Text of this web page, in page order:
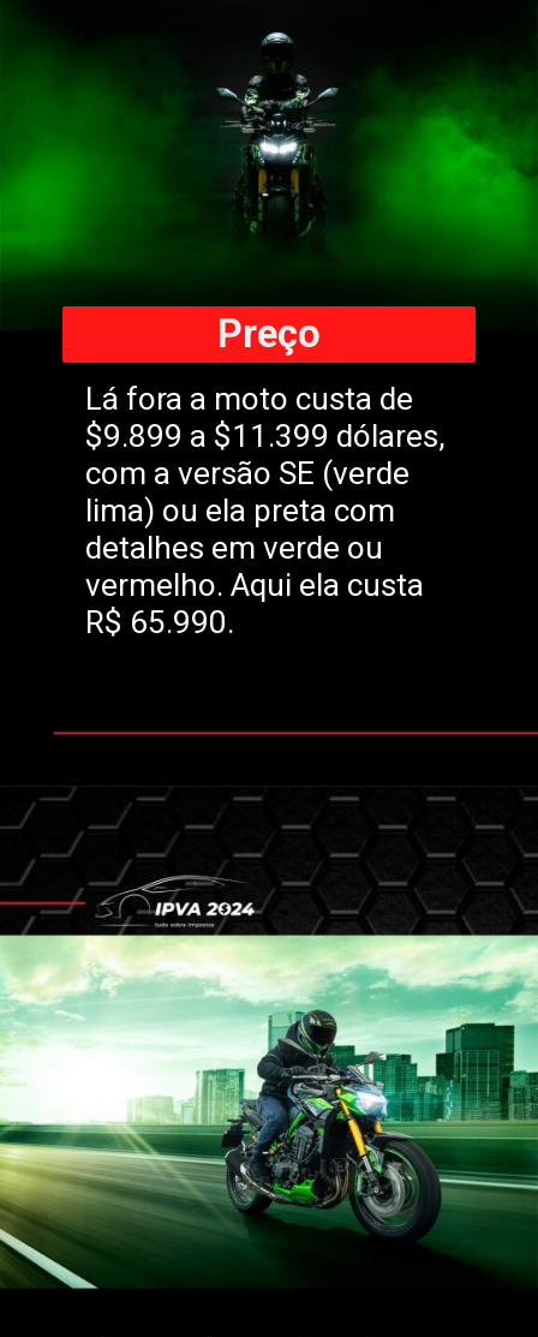
Lá fora a moto custa de
$9.899 a $11.399 dólares,
com a versão SE (verde
lima) ou ela preta com
detalhes em verde ou
vermelho. Aqui ela custa
R$ 65.990.
Preço